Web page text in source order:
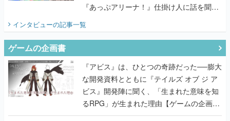
『あっぷアリーナ！』仕掛け人に話を聞い
インタビューの記事一覧
ゲームの企画書
『アビス』は、ひとつの奇跡だった──膨大
な開発資料とともに『テイルズ オブ ジ ア
ビス』開発陣に聞く、「生まれた意味を知
るRPG」が生まれた理由【ゲームの企画
書】